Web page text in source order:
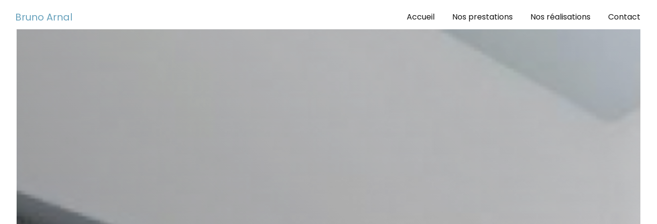
Bruno Arnal Accueil Nos prestations Nos réalisations Contact